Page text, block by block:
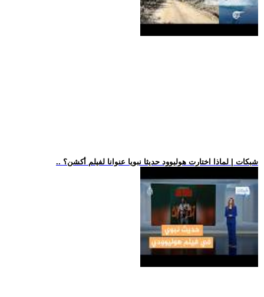
.. شبكات | لماذا اختارت هوليوود حديثا نبويا عنوانا لفيلم أكشن؟